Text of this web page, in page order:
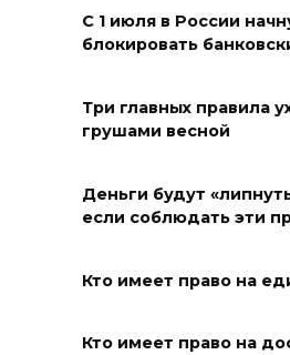
Развитие спорта
Андрей Фатеев:
в сентябре 2027
выборам
С 1 июля в России
блокировать
Три главных правила
грушами весной
Деньги будут
если соблюдать эти
Кто имеет право на
Кто имеет право на